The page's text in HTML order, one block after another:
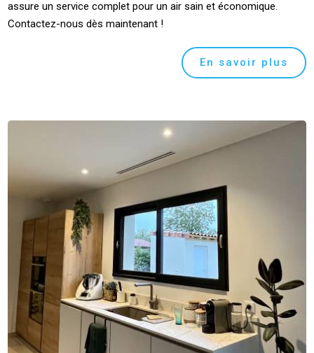
assure un service complet pour un air sain et économique.
Contactez-nous dès maintenant !
En savoir plus